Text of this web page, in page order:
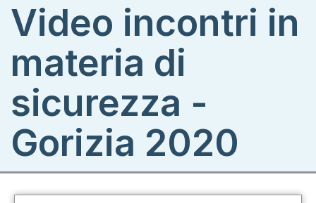
Video incontri in
materia di
sicurezza -
Gorizia 2020